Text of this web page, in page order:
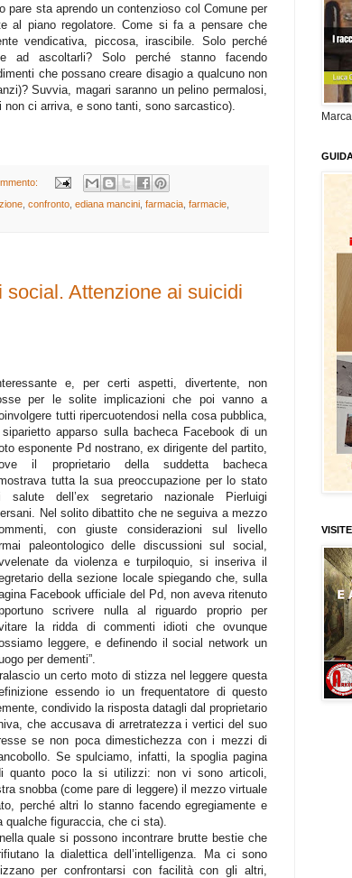
sta aprendo un contenzioso col Comune per
al piano regolatore. Come si fa a pensare che
vendicativa, piccosa, irascibile. Solo perché
ascoltarli? Solo perché stanno facendo
che possano creare disagio a qualcuno non
Suvvia, magari saranno un pelino permalosi,
ci arriva, e sono tanti, sono sarcastico).
confronto ediana mancini farmacia farmacie
Attenzione ai suicidi
e, per certi aspetti, divertente, non
per le solite implicazioni che poi vanno a
tutti ripercuotendosi nella cosa pubblica,
apparso sulla bacheca Facebook di un
esponente Pd nostrano, ex dirigente del partito,
il proprietario della suddetta bacheca
tutta la sua preoccupazione per lo stato
salute dell’ex segretario nazionale Pierluigi
Nel solito dibattito che ne seguiva a mezzo
con giuste considerazioni sul livello
paleontologico delle discussioni sul social,
da violenza e turpiloquio, si inseriva il
della sezione locale spiegando che, sulla
Facebook ufficiale del Pd, non aveva ritenuto
scrivere nulla al riguardo proprio per
la ridda di commenti idioti che ovunque
leggere, e definendo il social network un
per dementi”.
un certo moto di stizza nel leggere questa
essendo io un frequentatore di questo
condivido la risposta datagli dal proprietario
che accusava di arretratezza i vertici del suo
se non poca dimestichezza con i mezzi di
Se spulciamo, infatti, la spoglia pagina
quanto poco la si utilizzi: non vi sono articoli,
snobba (come pare di leggere) il mezzo virtuale
perché altri lo stanno facendo egregiamente e
figuraccia, che ci sta).
quale si possono incontrare brutte bestie che
la dialettica dell’intelligenza. Ma ci sono
per confrontarsi con facilità con gli altri,
Marca
VISITE